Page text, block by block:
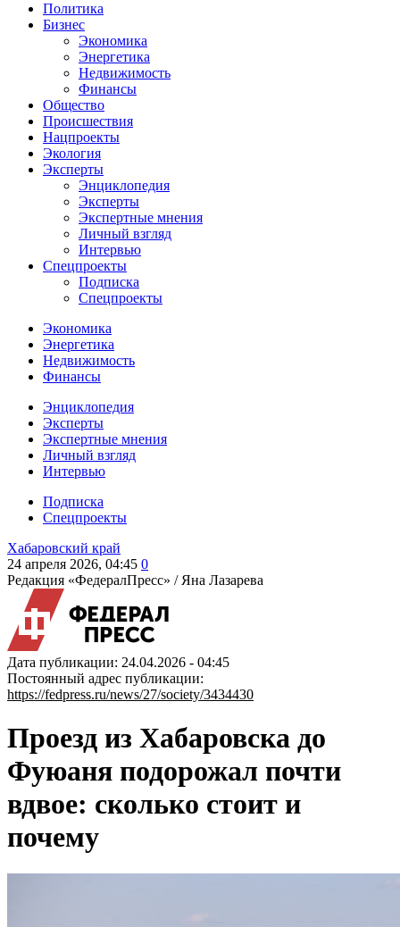
Политика
Бизнес
Экономика
Энергетика
Недвижимость
Финансы
Общество
Происшествия
Нацпроекты
Экология
Эксперты
Энциклопедия
Эксперты
Экспертные мнения
Личный взгляд
Интервью
Спецпроекты
Подписка
Спецпроекты
Экономика
Энергетика
Недвижимость
Финансы
Энциклопедия
Эксперты
Экспертные мнения
Личный взгляд
Интервью
Подписка
Спецпроекты
Хабаровский край
24 апреля 2026, 04:45 0
Редакция «ФедералПресс» / Яна Лазарева
Дата публикации: 24.04.2026 - 04:45
Постоянный адрес публикации:
https://fedpress.ru/news/27/society/3434430
Проезд из Хабаровска до
Фуюаня подорожал почти
вдвое: сколько стоит и
почему